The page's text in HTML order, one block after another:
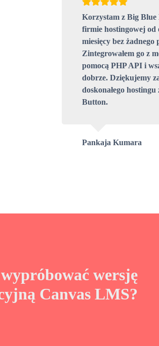
Korzystam z Big Blue
firmie hostingowej od
miesięcy bez żadnego
Zintegrowałem go z
pomocą PHP API i
dobrze. Dziękujemy
doskonałego
Button.
Pankaja Kumara
wersję
Canvas LMS?